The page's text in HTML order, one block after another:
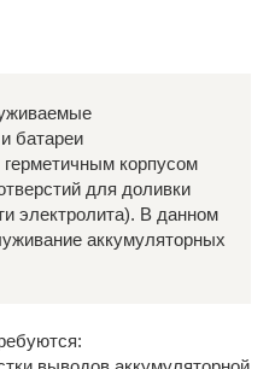
батареи
корпусом
для доливки
электролита). В данном
аккумуляторных